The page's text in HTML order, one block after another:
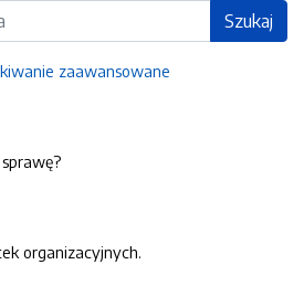
Szukaj
zaawansowane
organizacyjnych.